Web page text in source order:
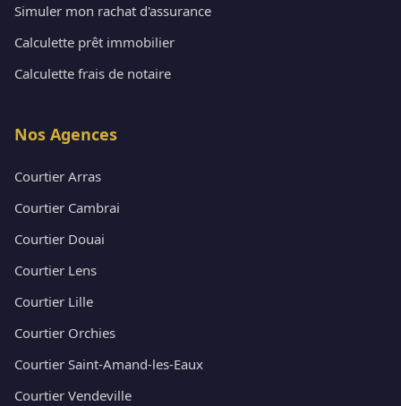
Simuler mon rachat d'assurance
Calculette prêt immobilier
Calculette frais de notaire
Nos Agences
Courtier Arras
Courtier Cambrai
Courtier Douai
Courtier Lens
Courtier Lille
Courtier Orchies
Courtier Saint-Amand-les-Eaux
Courtier Vendeville